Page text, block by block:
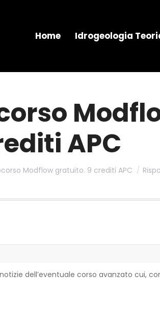
Home Idrogeologia
APC
Modflow gratuito. 9 crediti APC
dell’eventuale corso avanzato cui,